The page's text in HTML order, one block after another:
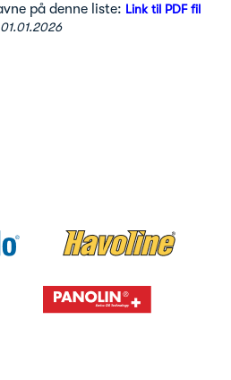
på denne liste: Link til PDF fil
01.01.2026